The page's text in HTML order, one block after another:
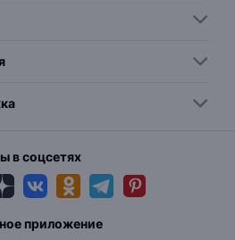
в соцсетях
приложение